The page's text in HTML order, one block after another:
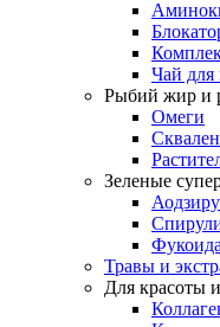
Чай для
Рыбий жир и
Омеги
Сквален
Зеленые
Аодзиру
Травы и
Для красоты